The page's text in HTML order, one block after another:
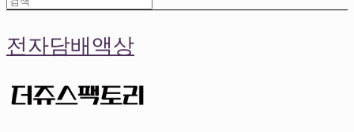
전자담배액상